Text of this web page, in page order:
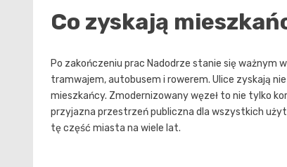
Co zyskają
Po zakończeniu prac Nadodrze stanie się ważnym
tramwajem, autobusem i rowerem. Ulice zyskają
mieszkańcy. Zmodernizowany węzeł to nie tylko
przyjazna przestrzeń publiczna dla wszystkich
tę część miasta na wiele lat.